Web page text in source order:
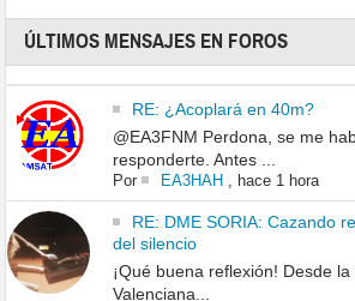
ÚLTIMOS MENSAJES EN FOROS
RE: ¿Acoplará en 40m?
@EA3FNM Perdona, se me
responderte. Antes ...
Por EA3HAH, hace 1 hora
RE: DME SORIA: Cazando
del silencio
¡Qué buena reflexión! Desde
Valenciana...